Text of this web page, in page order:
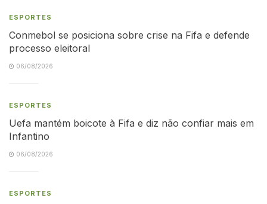
ESPORTES
Conmebol se posiciona sobre crise na Fifa e defende
processo eleitoral
06/08/2026
ESPORTES
Uefa mantém boicote à Fifa e diz não confiar mais em
Infantino
06/08/2026
ESPORTES